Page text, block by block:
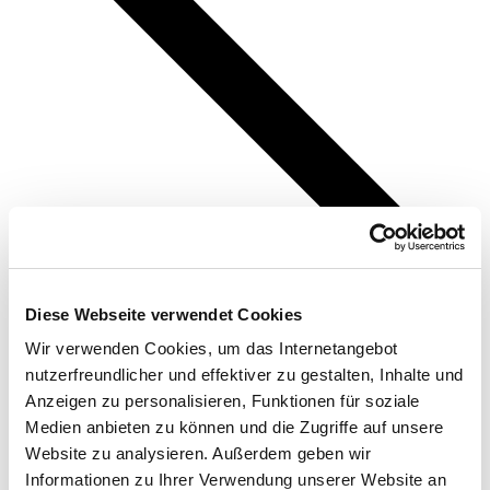
Diese Webseite verwendet Cookies
Wir verwenden Cookies, um das Internetangebot
nutzerfreundlicher und effektiver zu gestalten, Inhalte und
Anzeigen zu personalisieren, Funktionen für soziale
Medien anbieten zu können und die Zugriffe auf unsere
Website zu analysieren. Außerdem geben wir
Informationen zu Ihrer Verwendung unserer Website an